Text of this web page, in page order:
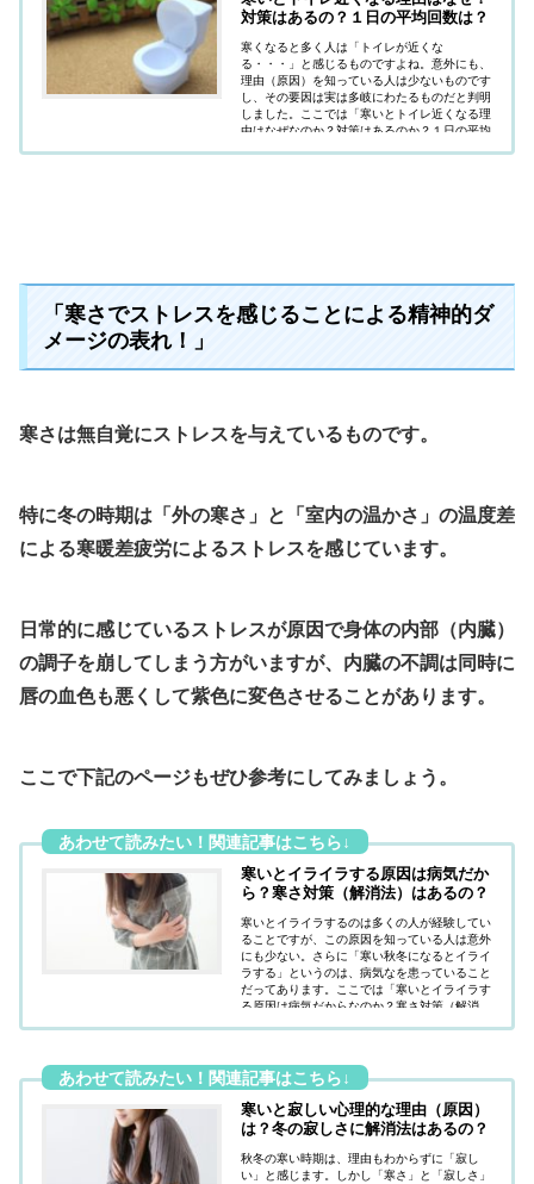
対策はあるの？１日の平均回数は？
寒くなると多く人は「トイレが近くな
る・・・」と感じるものですよね。意外にも、
理由（原因）を知っている人は少ないものです
し、その要因は実は多岐にわたるものだと判明
しました。ここでは「寒いとトイレ近くなる理
由はなぜなのか？対策はあるのか？１日の平均
「寒さでストレスを感じることによる精神的ダ
メージの表れ！」
寒さは無自覚にストレスを与えているものです。
特に冬の時期は「外の寒さ」と「室内の温かさ」の温度差
による寒暖差疲労によるストレスを感じています。
日常的に感じているストレスが原因で身体の内部（内臓）
の調子を崩してしまう方がいますが、 内臓の不調は同時に
唇の血色も悪くして紫色に変色させることがあります。
ここで下記のページもぜひ参考にしてみましょう。
寒いとイライラする原因は病気だか
ら？寒さ対策（解消法）はあるの？
寒いとイライラするのは多くの人が経験してい
ることですが、この原因を知っている人は意外
にも少ない。さらに「寒い秋冬になるとイライ
ラする」というのは、病気なを患っていること
だってあります。ここでは「寒いとイライラす
る原因は病気だからなのか？寒さ対策（解消
寒いと寂しい心理的な理由（原因）
は？冬の寂しさに解消法はあるの？
秋冬の寒い時期は、理由もわからずに「寂し
い」と感じます。しかし「寒さ」と「寂しさ」